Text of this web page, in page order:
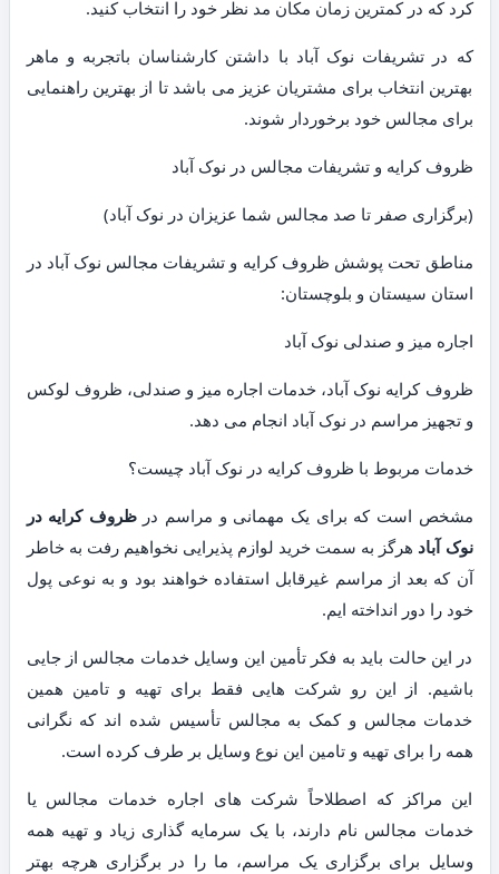
کرد که در کمترین زمان مکان مد نظر خود را انتخاب کنید.
که در تشریفات نوک آباد با داشتن کارشناسان باتجربه و ماهر
بهترین انتخاب برای مشتریان عزیز می باشد تا از بهترین راهنمایی
برای مجالس خود برخوردار شوند.
ظروف کرایه و تشریفات مجالس در نوک آباد
(برگزاری صفر تا صد مجالس شما عزیزان در نوک آباد)
مناطق تحت پوشش ظروف کرایه و تشریفات مجالس نوک آباد در
استان سیستان و بلوچستان:
اجاره میز و صندلی نوک آباد
ظروف کرایه نوک آباد، خدمات اجاره میز و صندلی، ظروف لوکس
و تجهیز مراسم در نوک آباد انجام می دهد.
خدمات مربوط با ظروف کرایه در نوک آباد چیست؟
مشخص است که برای یک مهمانی و مراسم درظروف کرایه در
نوک آباد هرگز به سمت خرید لوازم پذیرایی نخواهیم رفت به خاطر
آن که بعد از مراسم غیرقابل استفاده خواهند بود و به نوعی پول
خود را دور انداخته ایم.
در این حالت باید به فکر تأمین این وسایل خدمات مجالس از جایی
باشیم. از این رو شرکت هایی فقط برای تهیه و تامین همین
خدمات مجالس و کمک به مجالس تأسیس شده اند که نگرانی
همه را برای تهیه و تامین این نوع وسایل بر طرف کرده است.
این مراکز که اصطلاحاً شرکت های اجاره خدمات مجالس یا
خدمات مجالس نام دارند، با یک سرمایه گذاری زیاد و تهیه همه
وسایل برای برگزاری یک مراسم، ما را در برگزاری هرچه بهتر